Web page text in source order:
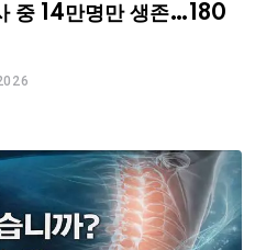
중 14만명만 생존…180